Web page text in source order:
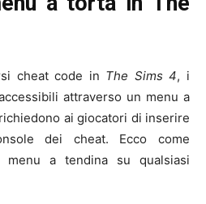
cheat code in The Sims 4, i
attraverso un menu a
ai giocatori di inserire
dei cheat. Ecco come
a tendina su qualsiasi